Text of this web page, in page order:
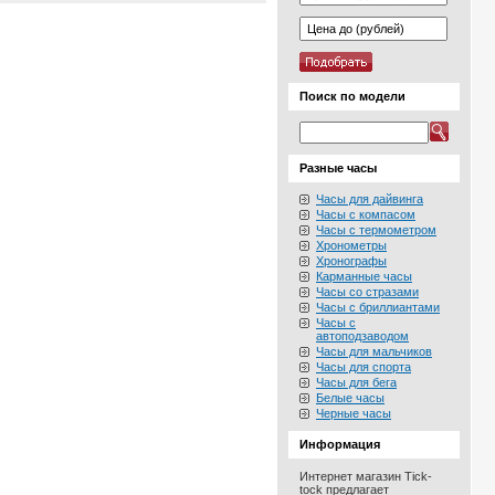
Поиск по модели
Разные часы
Часы для дайвинга
Часы с компасом
Часы с термометром
Хронометры
Хронографы
Карманные часы
Часы со стразами
Часы с бриллиантами
Часы с
автоподзаводом
Часы для мальчиков
Часы для спорта
Часы для бега
Белые часы
Черные часы
Информация
Интернет магазин Tick-
tock предлагает